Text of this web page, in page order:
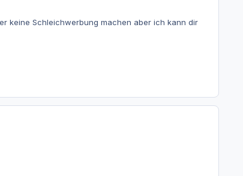
keine Schleichwerbung machen aber ich kann dir